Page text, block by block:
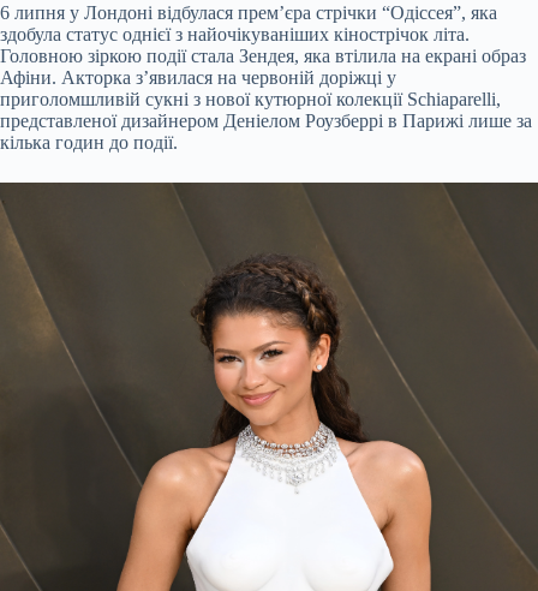
6 липня у Лондоні відбулася прем’єра стрічки “Одіссея”, яка
здобула статус однієї з найочікуваніших кінострічок літа.
Головною зіркою події стала Зендея, яка втілила на екрані образ
Афіни. Акторка з’явилася на червоній доріжці у
приголомшливій сукні з нової кутюрної колекції Schiaparelli,
представленої дизайнером Деніелом Роузберрі в Парижі лише за
кілька годин до події.